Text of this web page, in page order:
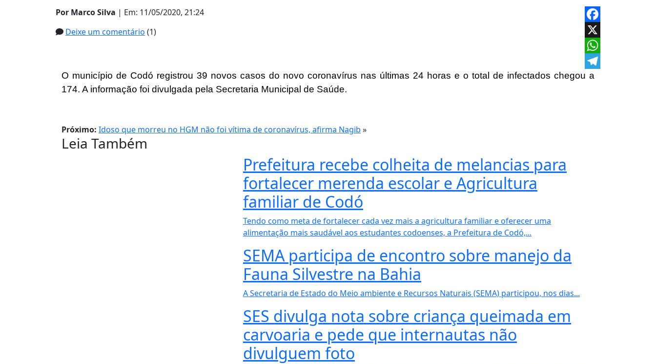
Por Marco Silva | Em: 11/05/2020, 21:24
Deixe um comentário (1)
Facebook
X
WhatsApp
Telegram
O município de Codó registrou 39 novos casos do novo coronavírus nas últimas 24 horas e o total de infectados chegou a
174. A informação foi divulgada pela Secretaria Municipal de Saúde.
Próximo: Idoso que morreu no HGM não foi vítima de coronavírus, afirma Nagib »
Leia Também
Prefeitura recebe colheita de melancias para
fortalecer merenda escolar e Agricultura
familiar de Codó
Tendo como meta de fortalecer cada vez mais a agricultura familiar e oferecer uma
alimentação mais saudável aos estudantes codoenses, a Prefeitura de Codó,...
SEMA participa de encontro sobre manejo da
Fauna Silvestre na Bahia
A Secretaria de Estado do Meio ambiente e Recursos Naturais (SEMA) participou, nos dias...
SES divulga nota sobre criança queimada em
carvoaria e pede que internautas não
divulguem foto